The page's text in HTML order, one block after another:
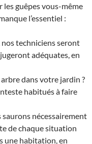
guêpes vous-même
l’essentiel :
techniciens seront
adéquates, en
dans votre jardin ?
habitués à faire
saurons nécessairement
de chaque situation
une habitation, en